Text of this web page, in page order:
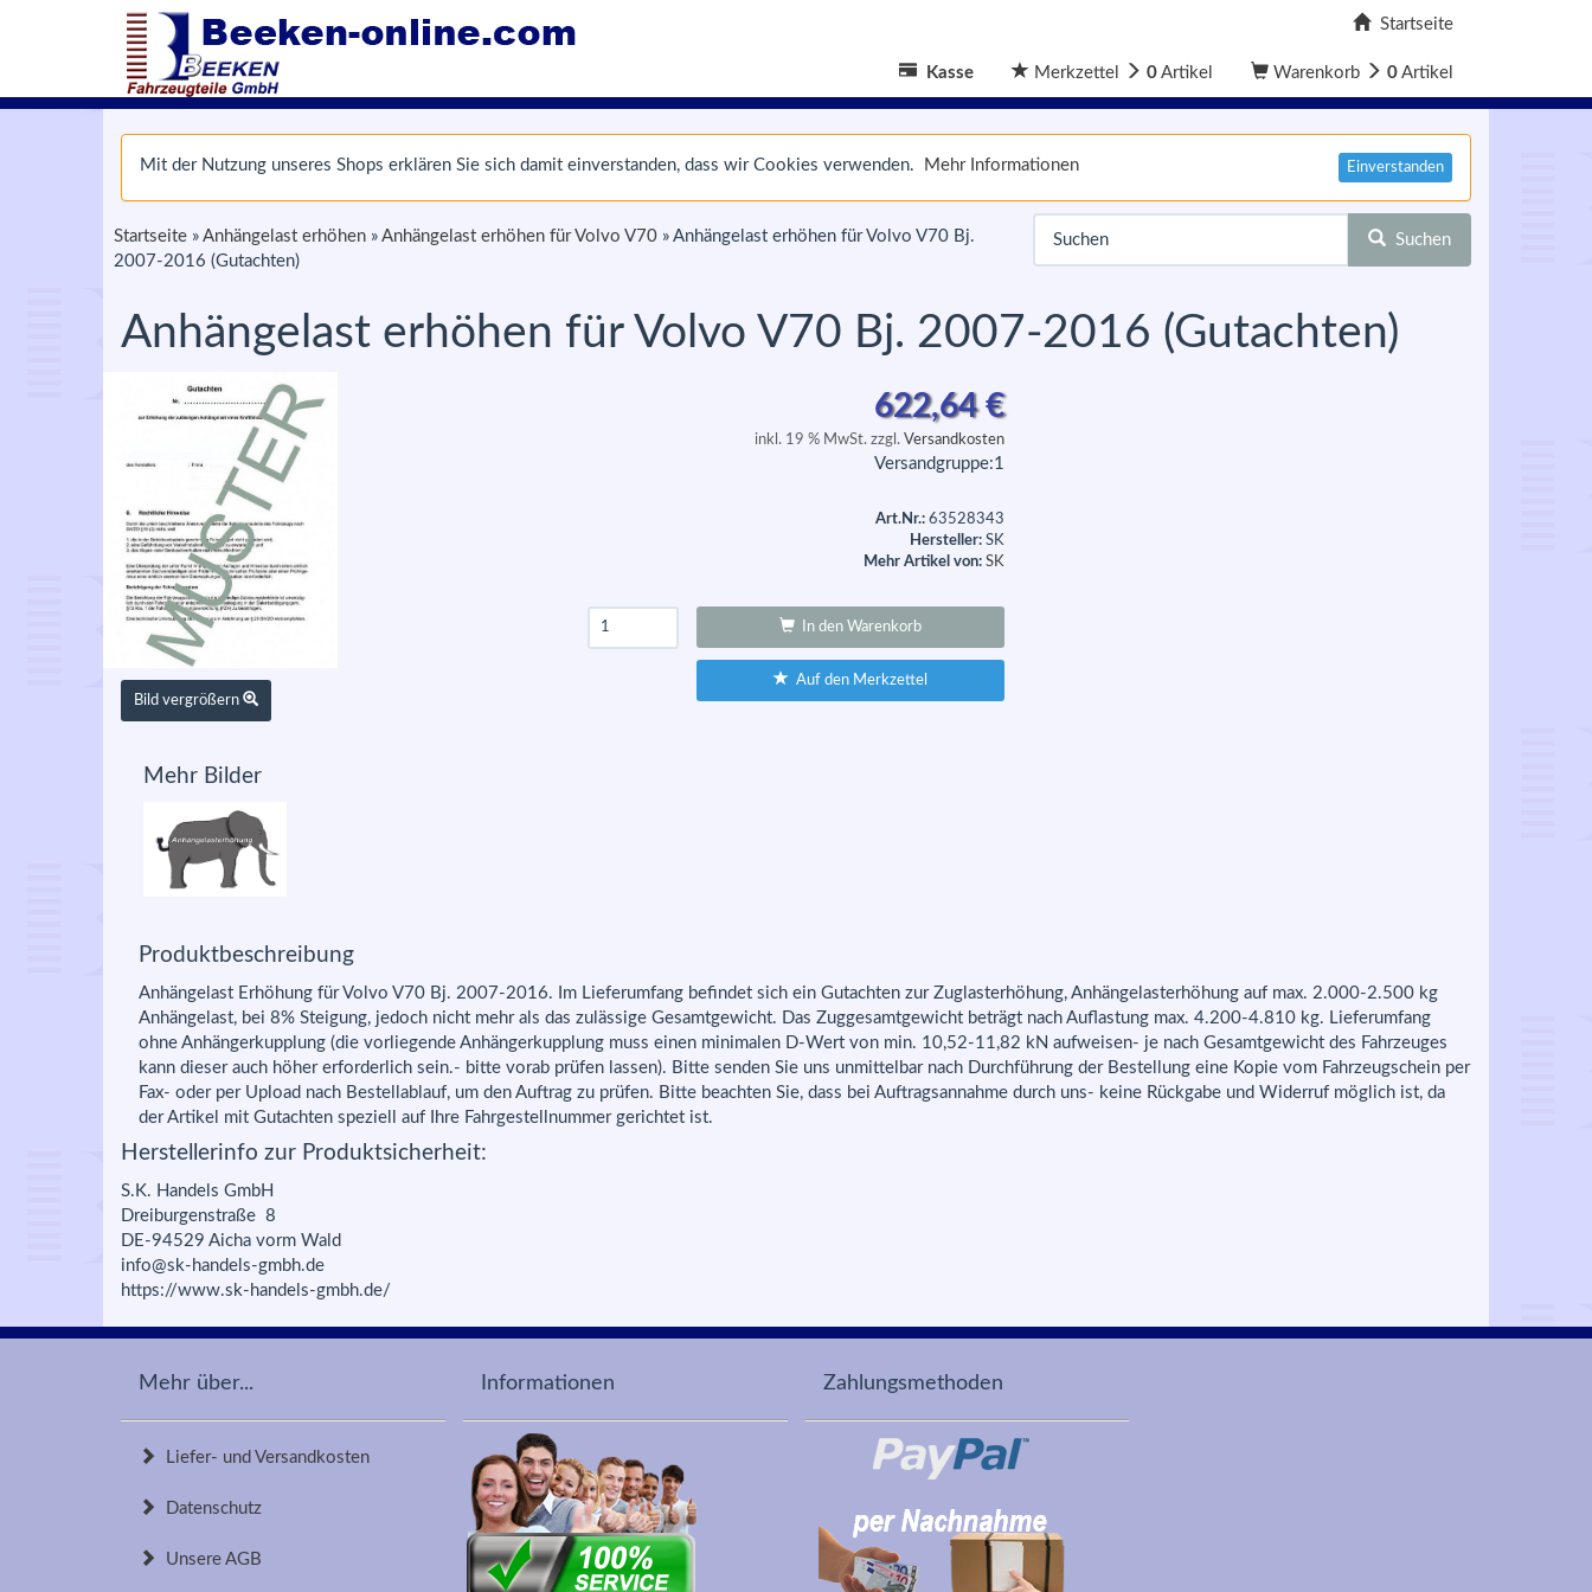
Startseite
Kasse Merkzettel 0 Artikel Warenkorb 0 Artikel
Mit der Nutzung unseres Shops erklären Sie sich damit einverstanden, dass wir Cookies verwenden. Mehr Informationen Einverstanden
Startseite » Anhängelast erhöhen » Anhängelast erhöhen für Volvo V70 » Anhängelast erhöhen für Volvo V70 Bj.
2007-2016 (Gutachten)
Suchen
Anhängelast erhöhen für Volvo V70 Bj. 2007-2016 (Gutachten)
Bild vergrößern
622,64€
inkl. 19 % MwSt. zzgl. Versandkosten
Versandgruppe:1
Art.Nr.: 63528343
Hersteller: SK
Mehr Artikel von: SK
In den Warenkorb
Auf den Merkzettel
Mehr Bilder
Produktbeschreibung
Anhängelast Erhöhung für Volvo V70 Bj. 2007-2016. Im Lieferumfang befindet sich ein Gutachten zur Zuglasterhöhung, Anhängelasterhöhung auf max. 2.000-2.500 kg
Anhängelast, bei 8% Steigung, jedoch nicht mehr als das zulässige Gesamtgewicht. Das Zuggesamtgewicht beträgt nach Auflastung max. 4.200-4.810 kg. Lieferumfang
ohne Anhängerkupplung (die vorliegende Anhängerkupplung muss einen minimalen D-Wert von min. 10,52-11,82 kN aufweisen- je nach Gesamtgewicht des Fahrzeuges
kann dieser auch höher erforderlich sein.- bitte vorab prüfen lassen). Bitte senden Sie uns unmittelbar nach Durchführung der Bestellung eine Kopie vom Fahrzeugschein per
Fax- oder per Upload nach Bestellablauf, um den Auftrag zu prüfen. Bitte beachten Sie, dass bei Auftragsannahme durch uns- keine Rückgabe und Widerruf möglich ist, da
der Artikel mit Gutachten speziell auf Ihre Fahrgestellnummer gerichtet ist.
Herstellerinfo zur Produktsicherheit:
S.K. Handels GmbH
Dreiburgenstraße 8
DE-94529 Aicha vorm Wald
info@sk-handels-gmbh.de
https://www.sk-handels-gmbh.de/
Mehr über...
Liefer- und Versandkosten
Datenschutz
Unsere AGB
Informationen Zahlungsmethoden